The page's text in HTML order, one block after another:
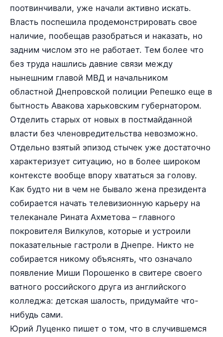
поотвинчивали, уже начали активно искать.
Власть поспешила продемонстрировать свое
наличие, пообещав разобраться и наказать, но
задним числом это не работает. Тем более что
без труда нашлись давние связи между
нынешним главой МВД и начальником
областной Днепровской полиции Репешко еще в
бытность Авакова харьковским губернатором.
Отделить старых от новых в постмайданной
власти без членовредительства невозможно.
Отдельно взятый эпизод стычек уже достаточно
характеризует ситуацию, но в более широком
контексте вообще впору хвататься за голову.
Как будто ни в чем не бывало жена президента
собирается начать телевизионную карьеру на
телеканале Рината Ахметова – главного
покровителя Вилкулов, которые и устроили
показательные гастроли в Днепре. Никто не
собирается никому объяснять, что означало
появление Миши Порошенко в свитере своего
ватного российского друга из английского
колледжа: детская шалость, придумайте что-
нибудь сами.
Юрий Луценко пишет о том, что в случившемся